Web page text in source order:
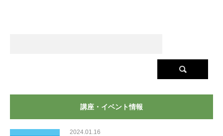
講座・イベント情報
2024.01.16